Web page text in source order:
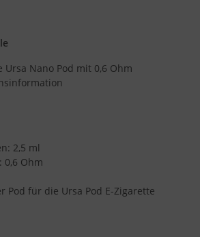
Ursa Nano Pod mit 0,6 Ohm
2,5 ml
0,6 Ohm
Pod für die Ursa Pod E-Zigarette